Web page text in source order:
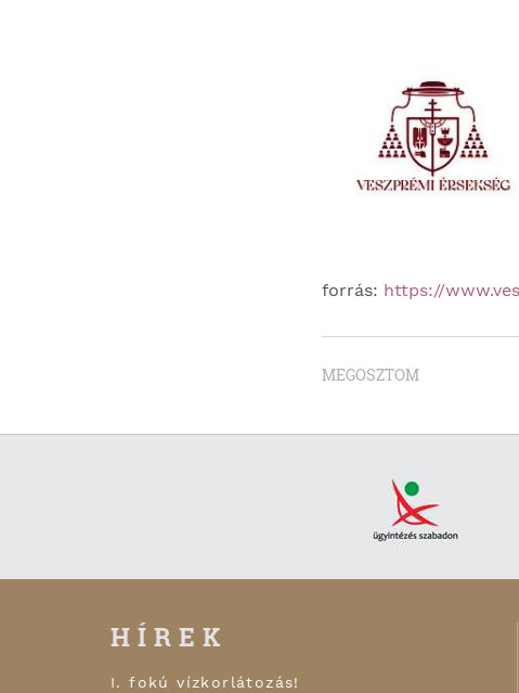
forrás: https://
MEGOSZTOM
HÍREK
I. fokú vízkorlátozás!